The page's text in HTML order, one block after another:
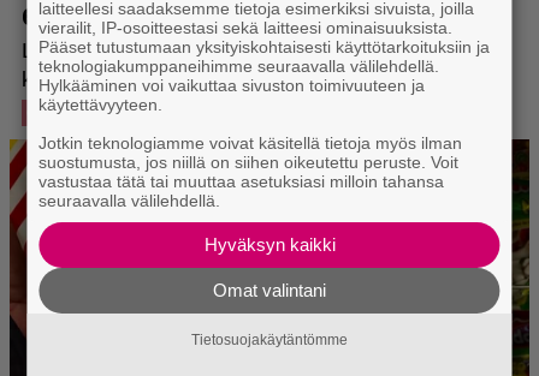
laitteellesi saadaksemme tietoja esimerkiksi sivuista, joilla
vierailit, IP-osoitteestasi sekä laitteesi ominaisuuksista.
Pääset tutustumaan yksityiskohtaisesti käyttötarkoituksiin ja
teknologiakumppaneihimme seuraavalla välilehdellä.
Hylkääminen voi vaikuttaa sivuston toimivuuteen ja
käytettävyyteen.
Jotkin teknologiamme voivat käsitellä tietoja myös ilman
suostumusta, jos niillä on siihen oikeutettu peruste. Voit
vastustaa tätä tai muuttaa asetuksiasi milloin tahansa
seuraavalla välilehdellä.
Hyväksyn kaikki
Omat valintani
Tietosuojakäytäntömme